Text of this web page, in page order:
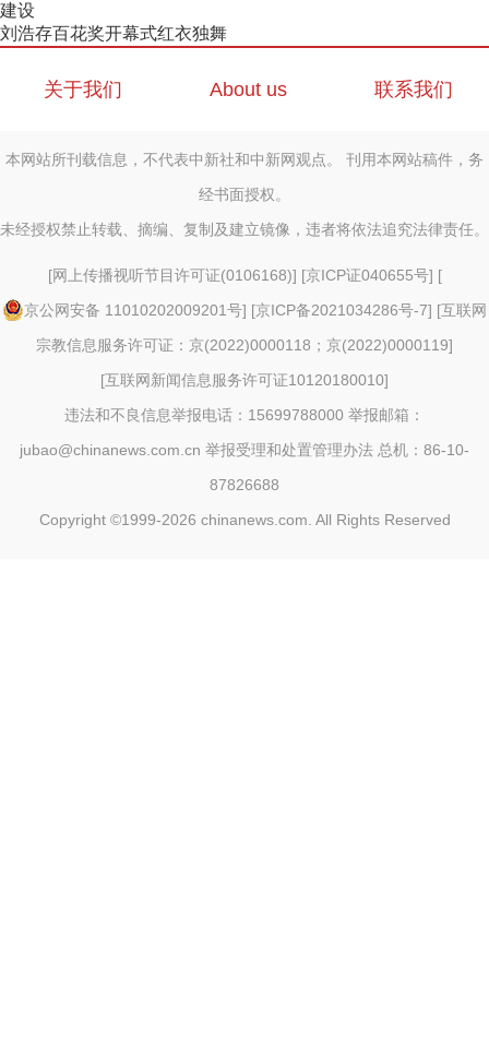
建设
刘浩存百花奖开幕式红衣独舞
关于我们 About us 联系我们
本网站所刊载信息，不代表中新社和中新网观点。 刊用本网站稿件，务
经书面授权。
未经授权禁止转载、摘编、复制及建立镜像，违者将依法追究法律责任。
[网上传播视听节目许可证(0106168)] [京ICP证040655号] [
京公网安备 11010202009201号] [京ICP备2021034286号-7] [互联网
宗教信息服务许可证：京(2022)0000118；京(2022)0000119]
[互联网新闻信息服务许可证10120180010]
违法和不良信息举报电话：15699788000 举报邮箱：
jubao@chinanews.com.cn 举报受理和处置管理办法 总机：86-10-
87826688
Copyright ©1999-2026 chinanews.com. All Rights Reserved